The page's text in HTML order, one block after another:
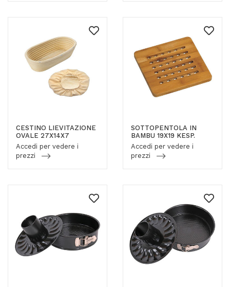
CESTINO LIEVITAZIONE
OVALE 27X14X7
Accedi per vedere i
prezzi
SOTTOPENTOLA IN
BAMBU 19X19 KESP.
Accedi per vedere i
prezzi